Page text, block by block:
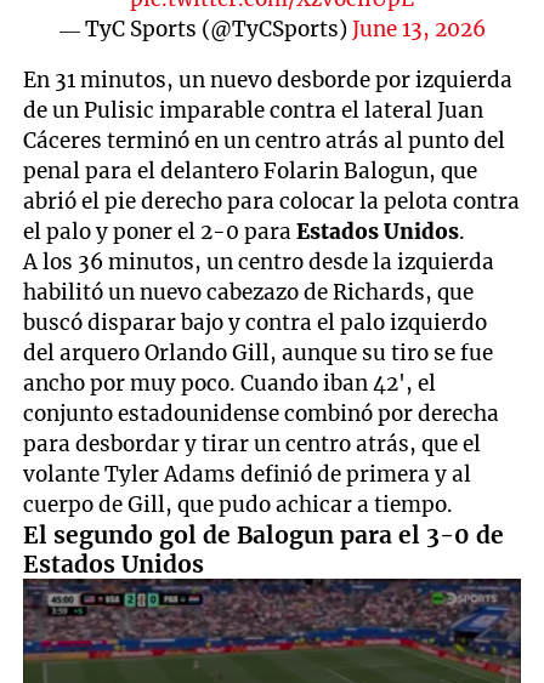
— TyC Sports (@TyCSports)June 13, 2026
En 31 minutos, un nuevo desborde por izquierda
de un Pulisic imparable contra el lateral Juan
Cáceres terminó en un centro atrás al punto del
penal para el delantero Folarin Balogun, que
abrió el pie derecho para colocar la pelota contra
el palo y poner el 2-0 paraEstados Unidos.
A los 36 minutos, un centro desde la izquierda
habilitó un nuevo cabezazo de Richards, que
buscó disparar bajo y contra el palo izquierdo
del arquero Orlando Gill, aunque su tiro se fue
ancho por muy poco. Cuando iban 42', el
conjunto estadounidense combinó por derecha
para desbordar y tirar un centro atrás, que el
volante Tyler Adams definió de primera y al
cuerpo de Gill, que pudo achicar a tiempo.
El segundo gol de Balogun para el 3-0 de
Estados Unidos